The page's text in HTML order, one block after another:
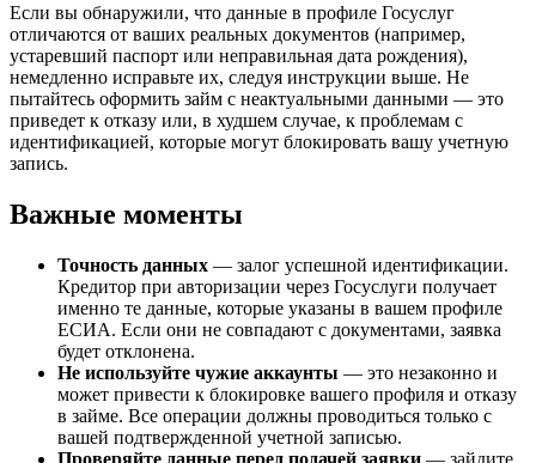
Если вы обнаружили, что данные в профиле Госуслуг
отличаются от ваших реальных документов (например,
устаревший паспорт или неправильная дата рождения),
немедленно исправьте их, следуя инструкции выше. Не
пытайтесь оформить займ с неактуальными данными — это
приведет к отказу или, в худшем случае, к проблемам с
идентификацией, которые могут блокировать вашу учетную
запись.
Важные моменты
Точность данных — залог успешной идентификации.
Кредитор при авторизации через Госуслуги получает
именно те данные, которые указаны в вашем профиле
ЕСИА. Если они не совпадают с документами, заявка
будет отклонена.
Не используйте чужие аккаунты — это незаконно и
может привести к блокировке вашего профиля и отказу
в займе. Все операции должны проводиться только с
вашей подтвержденной учетной записью.
Проверяйте данные перед подачей заявки — зайдите